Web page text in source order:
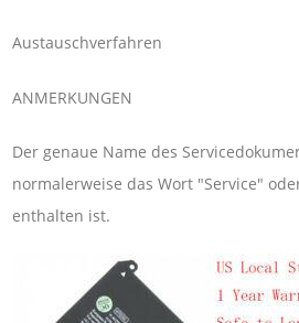
Austauschverfahren
ANMERKUNGEN
Der genaue Name des
normalerweise das Wort "Service"
enthalten ist.